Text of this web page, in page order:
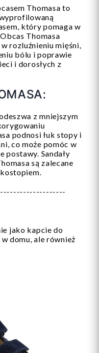
Thomasa to
który pomaga w
Thomasa
rozluźnieniu mięśni,
bólu i poprawie
i dorosłych z
z mniejszym
podnosi łuk stopy i
co może pomóc w
postawy. Sandały
są zalecane
jako kapcie do
domu, ale również